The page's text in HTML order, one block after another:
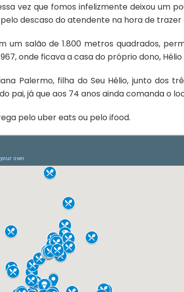
vez que fomos infelizmente deixou um
descaso do atendente na hora de trazer
um salão de 1.800 metros quadrados,
onde ficava a casa do próprio dono,
Palermo, filha do Seu Hélio, junto dos
pai, já que aos 74 anos ainda comanda o
pelo uber eats ou pelo ifood.